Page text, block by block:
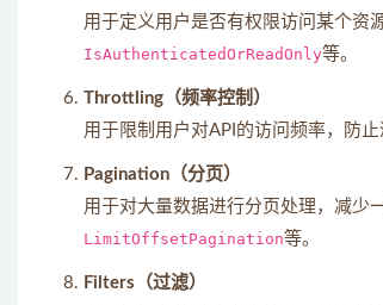
用于定义用户是否有权限访问某个资
IsAuthenticatedOrReadOnly等。
Throttling（频率控制）
用于限制用户对API的访问频率，防
Pagination（分页）
用于对大量数据进行分页处理，减少
LimitOffsetPagination等。
Filters（过滤）